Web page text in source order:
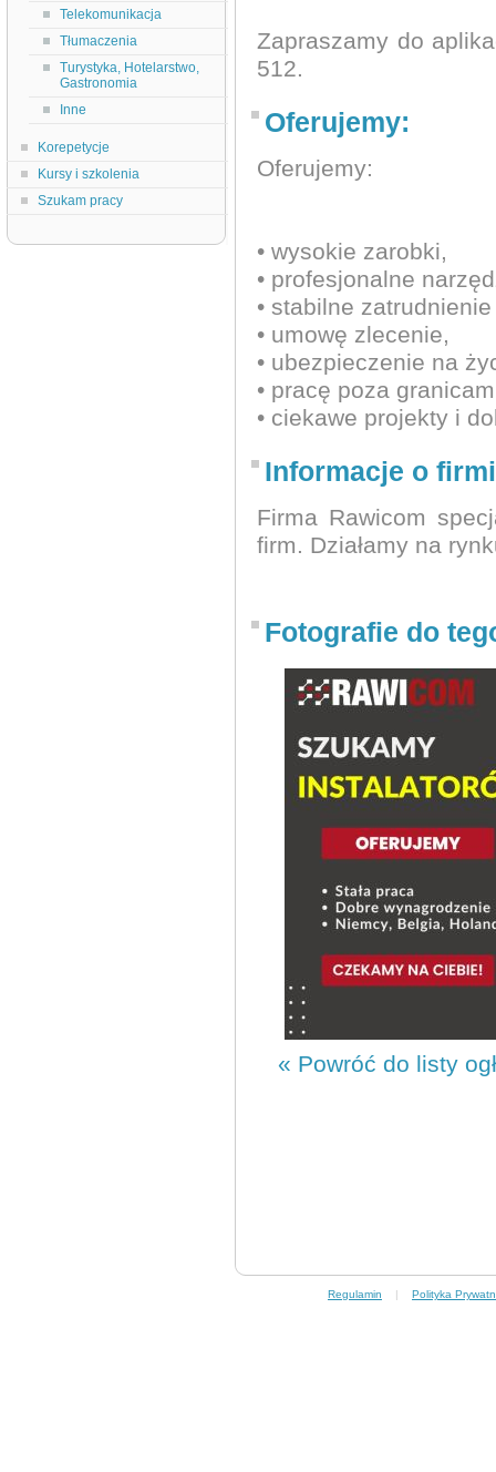
Telekomunikacja
Tłumaczenia
Turystyka, Hotelarstwo,
Gastronomia
Inne
Korepetycje
Kursy i szkolenia
Szukam pracy
Zapraszamy do
512.
Oferujemy:
Oferujemy:
• wysokie zarobki,
• profesjonalne
• stabilne
• umowę zlecenie,
• ubezpieczenie na
• pracę poza
• ciekawe projekty i
Informacje o
Firma Rawicom
firm. Działamy na
Fotografie do
« Powróć do listy
Regulamin | Polityka